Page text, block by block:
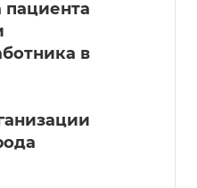
пациента
в